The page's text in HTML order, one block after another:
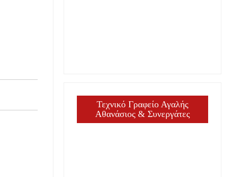
Τεχνικό Γραφείο Αγαλής
Αθανάσιος & Συνεργάτες